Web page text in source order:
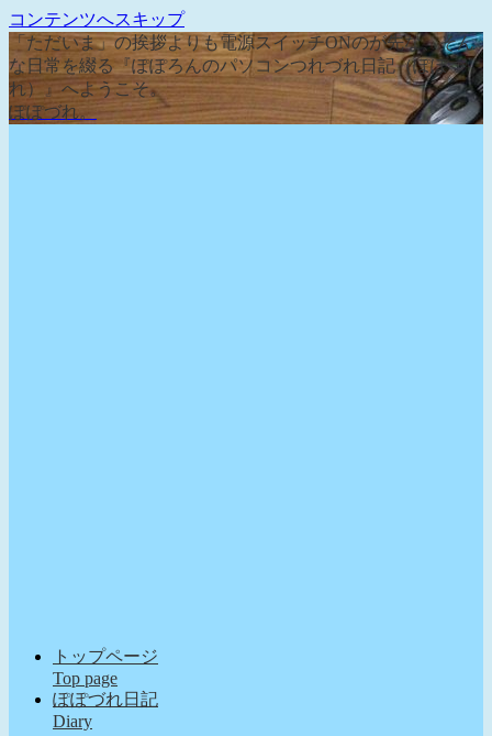
コンテンツへスキップ
「ただいま」の挨拶よりも電源スイッチONのが先な、そん
な日常を綴る『ぽぽろんのパソコンつれづれ日記（ぽぽづ
れ）』へようこそ。
ぽぽづれ。
トップページ
Top page
ぽぽづれ日記
Diary